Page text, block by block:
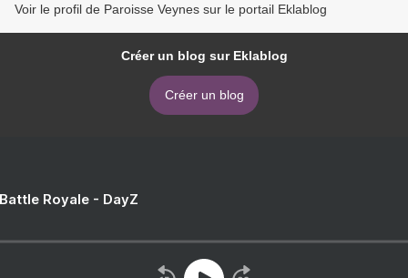
Voir le profil de Paroisse Veynes sur le portail Eklablog
Créer un blog sur Eklablog
Créer un blog
Royale - DayZ